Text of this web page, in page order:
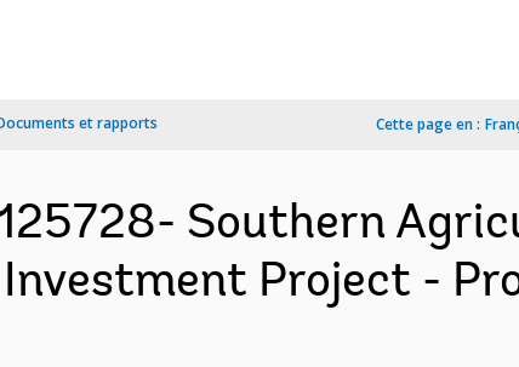
et rapports Cette page en :
Southern
Project -